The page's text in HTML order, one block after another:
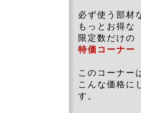
必ず使う部材
もっとお得な
限定数だけの
特価コーナ
このコーナー
こんな価格に
す。